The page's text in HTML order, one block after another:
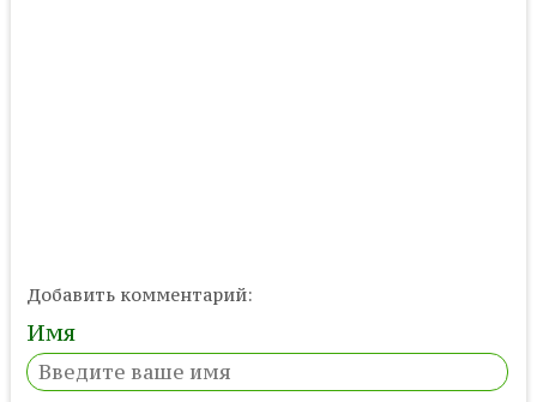
Добавить комментарий:
Имя